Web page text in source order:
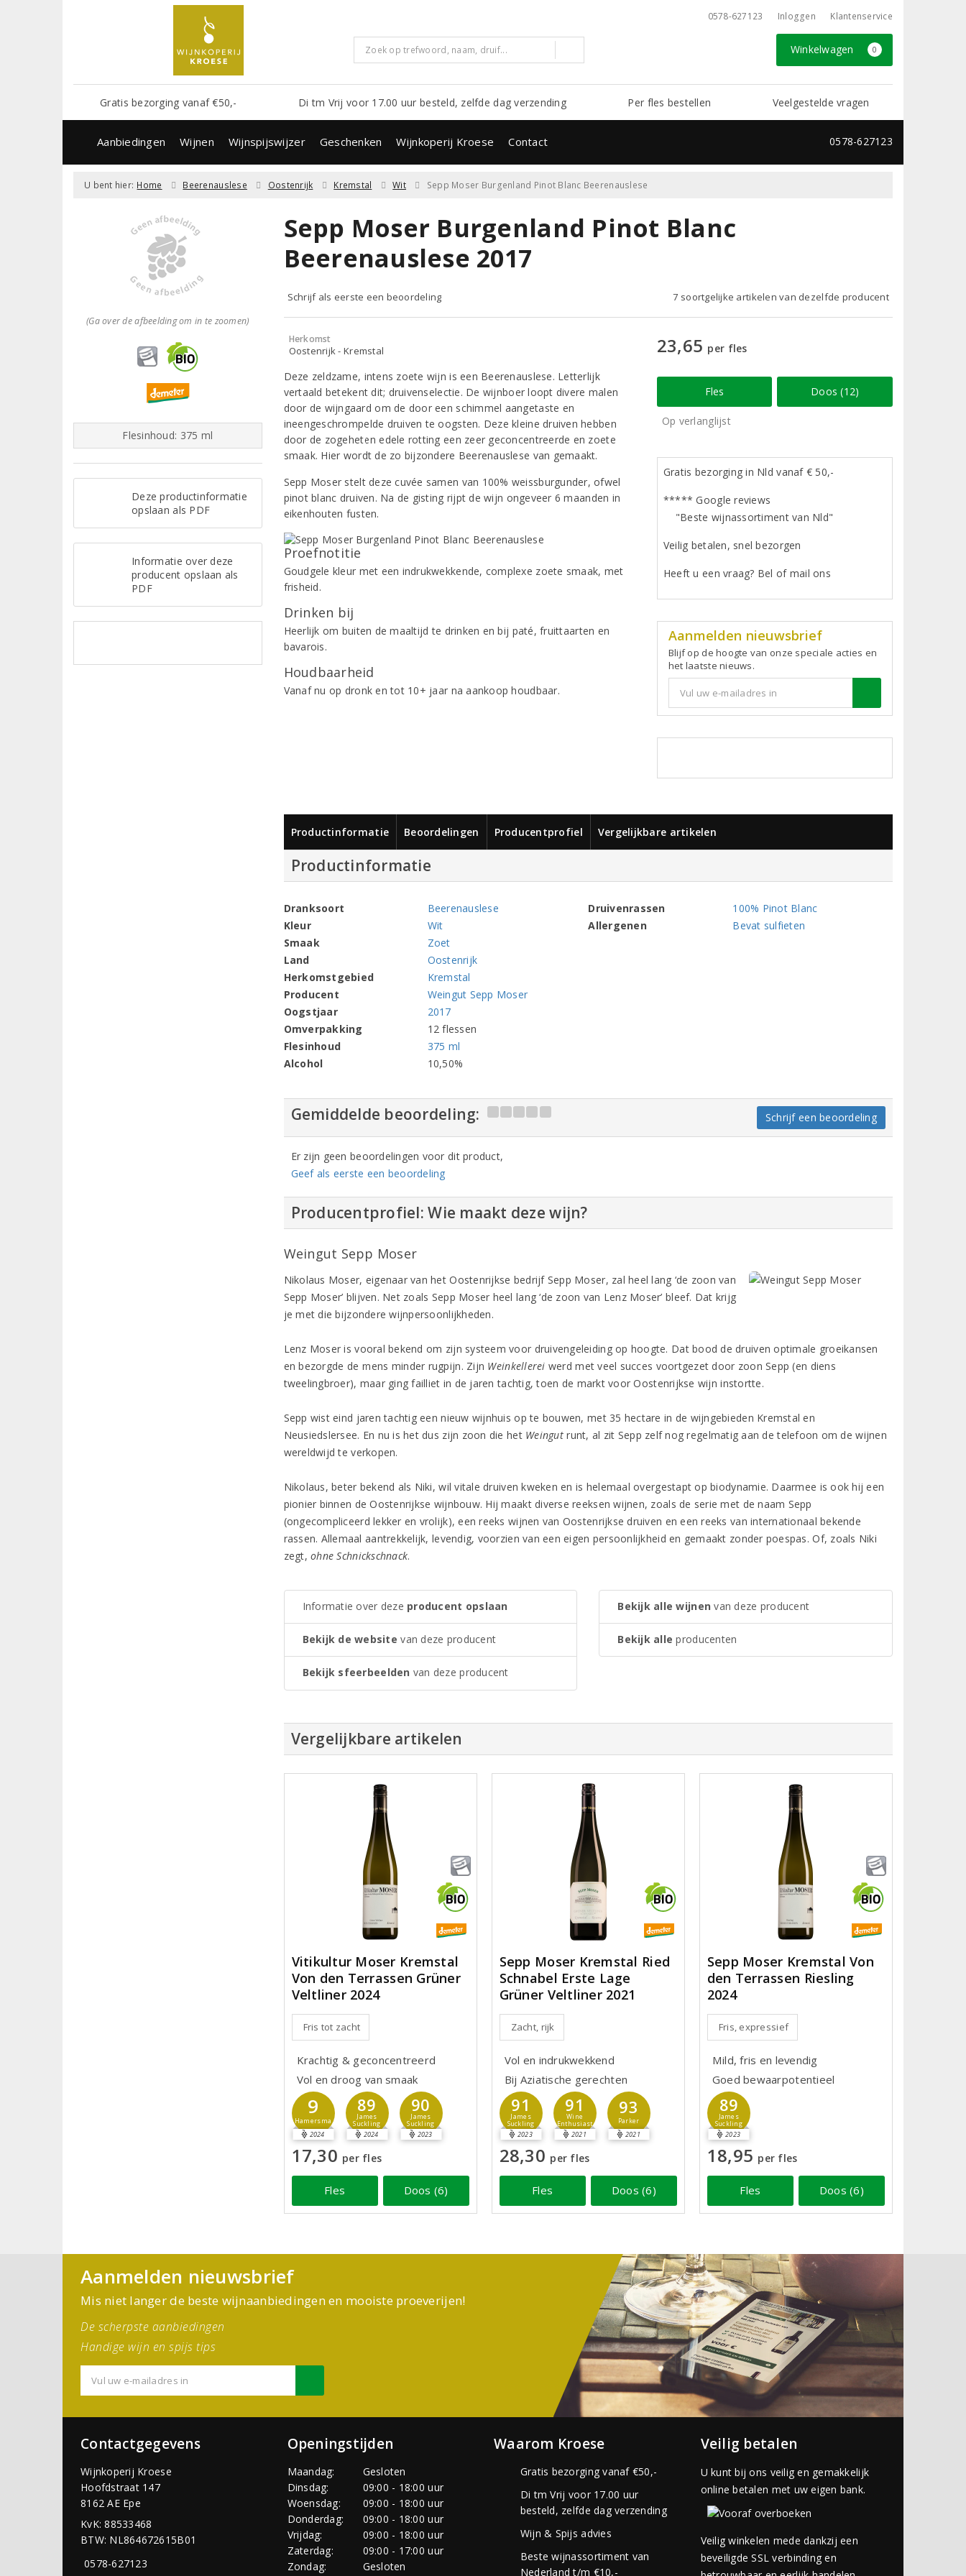
0578-627123 Inloggen Klantenservice
Winkelwagen 0
Gratis bezorging vanaf €50,- Di tm Vrij voor 17.00 uur besteld, zelfde dag verzending Per fles bestellen Veelgestelde vragen
Aanbiedingen Wijnen Wijnspijswijzer Geschenken Wijnkoperij Kroese Contact 0578-627123
U bent hier: Home Beerenauslese Oostenrijk Kremstal Wit Sepp Moser Burgenland Pinot Blanc Beerenauslese
(Ga over de afbeelding om in te zoomen)
Flesinhoud: 375 ml
Deze productinformatie
opslaan als PDF
Informatie over deze
producent opslaan als
PDF
Sepp Moser Burgenland Pinot Blanc
Beerenauslese 2017
Schrijf als eerste een beoordeling 7 soortgelijke artikelen van dezelfde producent
Herkomst
Oostenrijk - Kremstal
Deze zeldzame, intens zoete wijn is een Beerenauslese. Letterlijk
vertaald betekent dit; druivenselectie. De wijnboer loopt divere malen
door de wijngaard om de door een schimmel aangetaste en
ineengeschrompelde druiven te oogsten. Deze kleine druiven hebben
door de zogeheten edele rotting een zeer geconcentreerde en zoete
smaak. Hier wordt de zo bijzondere Beerenauslese van gemaakt.
Sepp Moser stelt deze cuvée samen van 100% weissburgunder, ofwel
pinot blanc druiven. Na de gisting rijpt de wijn ongeveer 6 maanden in
eikenhouten fusten.
Proefnotitie
Goudgele kleur met een indrukwekkende, complexe zoete smaak, met
frisheid.
Drinken bij
Heerlijk om buiten de maaltijd te drinken en bij paté, fruittaarten en
bavarois.
Houdbaarheid
Vanaf nu op dronk en tot 10+ jaar na aankoop houdbaar.
23,65 per fles
Fles Doos (12)
Op verlanglijst
Gratis bezorging in Nld vanaf € 50,-
***** Google reviews
"Beste wijnassortiment van Nld"
Veilig betalen, snel bezorgen
Heeft u een vraag? Bel of mail ons
Aanmelden nieuwsbrief
Blijf op de hoogte van onze speciale acties en
het laatste nieuws.
Productinformatie Beoordelingen Producentprofiel Vergelijkbare artikelen
Productinformatie
Dranksoort
Beerenauslese
Kleur
Wit
Smaak
Zoet
Land
Oostenrijk
Herkomstgebied
Kremstal
Producent
Weingut Sepp Moser
Oogstjaar
2017
Omverpakking
12 flessen
Flesinhoud
375 ml
Alcohol
10,50%
Druivenrassen
100% Pinot Blanc
Allergenen
Bevat sulfieten
Gemiddelde beoordeling: Schrijf een beoordeling
Er zijn geen beoordelingen voor dit product,
Geef als eerste een beoordeling
Producentprofiel: Wie maakt deze wijn?
Weingut Sepp Moser
Nikolaus Moser, eigenaar van het Oostenrijkse bedrijf Sepp Moser, zal heel lang ‘de zoon van
Sepp Moser’ blijven. Net zoals Sepp Moser heel lang ‘de zoon van Lenz Moser’ bleef. Dat krijg
je met die bijzondere wijnpersoonlijkheden.
Lenz Moser is vooral bekend om zijn systeem voor druivengeleiding op hoogte. Dat bood de druiven optimale groeikansen
en bezorgde de mens minder rugpijn. Zijn Weinkellerei werd met veel succes voortgezet door zoon Sepp (en diens
tweelingbroer), maar ging failliet in de jaren tachtig, toen de markt voor Oostenrijkse wijn instortte.
Sepp wist eind jaren tachtig een nieuw wijnhuis op te bouwen, met 35 hectare in de wijngebieden Kremstal en
Neusiedslersee. En nu is het dus zijn zoon die het Weingutrunt, al zit Sepp zelf nog regelmatig aan de telefoon om de wijnen
wereldwijd te verkopen.
Nikolaus, beter bekend als Niki, wil vitale druiven kweken en is helemaal overgestapt op biodynamie. Daarmee is ook hij een
pionier binnen de Oostenrijkse wijnbouw. Hij maakt diverse reeksen wijnen, zoals de serie met de naam Sepp
(ongecompliceerd lekker en vrolijk), een reeks wijnen van Oostenrijkse druiven en een reeks van internationaal bekende
rassen. Allemaal aantrekkelijk, levendig, voorzien van een eigen persoonlijkheid en gemaakt zonder poespas. Of, zoals Niki
zegt,ohne Schnickschnack.
Informatie over deze producent opslaan
Bekijk de website van deze producent
Bekijk sfeerbeelden van deze producent
Bekijk alle wijnen van deze producent
Bekijk alle producenten
Vergelijkbare artikelen
Vitikultur Moser Kremstal
Von den Terrassen Grüner
Veltliner 2024
Fris tot zacht
Krachtig & geconcentreerd
Vol en droog van smaak
9
Hamersma
2024
89
James
Suckling
2024
90
James
Suckling
2023
17,30 per fles
Fles Doos (6)
Sepp Moser Kremstal Ried
Schnabel Erste Lage
Grüner Veltliner 2021
Zacht, rijk
Vol en indrukwekkend
Bij Aziatische gerechten
91
James
Suckling
2023
91
Wine
Enthusiast
2021
93
Parker
2021
28,30 per fles
Fles Doos (6)
Sepp Moser Kremstal Von
den Terrassen Riesling
2024
Fris, expressief
Mild, fris en levendig
Goed bewaarpotentieel
89
James
Suckling
2023
18,95 per fles
Fles Doos (6)
Aanmelden nieuwsbrief
Mis niet langer de beste wijnaanbiedingen en mooiste proeverijen!
De scherpste aanbiedingen
Handige wijn en spijs tips
Contactgegevens
Wijnkoperij Kroese
Hoofdstraat 147
8162 AE Epe
KvK: 88533468
BTW: NL864672615B01
0578-627123
Openingstijden
Maandag:
Gesloten
Dinsdag:
09:00 - 18:00 uur
Woensdag:
09:00 - 18:00 uur
Donderdag:
09:00 - 18:00 uur
Vrijdag:
09:00 - 18:00 uur
Zaterdag:
09:00 - 17:00 uur
Zondag:
Gesloten
Waarom Kroese
Gratis bezorging vanaf €50,-
Di tm Vrij voor 17.00 uur
besteld, zelfde dag verzending
Wijn & Spijs advies
Beste wijnassortiment van
Nederland t/m €10,-
Veilig betalen
U kunt bij ons veilig en gemakkelijk
online betalen met uw eigen bank.
Veilig winkelen mede dankzij een
beveiligde SSL verbinding en